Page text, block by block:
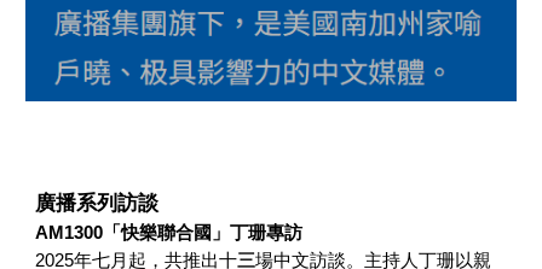
廣播系列訪談
AM1300 「快樂聯合國 」丁珊專訪
2025年七月 起 ，共推出十三場中文訪談。主持人丁珊以親